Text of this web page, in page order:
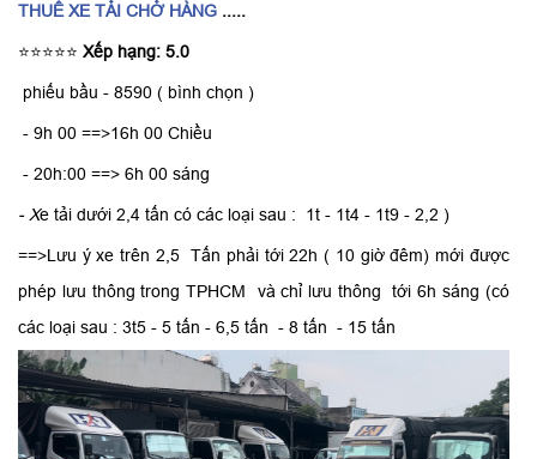
THUÊ XE TẢI CHỞ HÀNG .....
⭐⭐⭐⭐⭐ Xếp hạng: 5.0
phiếu bầu - 8590 ( bình chọn )
- 9h 00 ==>16h 00 Chiều
- 20h:00 ==> 6h 00 sáng
- Xe tải dưới 2,4 tấn có các loại sau : 1t - 1t4 - 1t9 - 2,2 )
==>Lưu ý xe trên 2,5 Tấn phải tới 22h ( 10 giờ đêm) mới được
phép lưu thông trong TPHCM và chỉ lưu thông tới 6h sáng (có
các loại sau : 3t5 - 5 tấn - 6,5 tấn - 8 tấn - 15 tấn